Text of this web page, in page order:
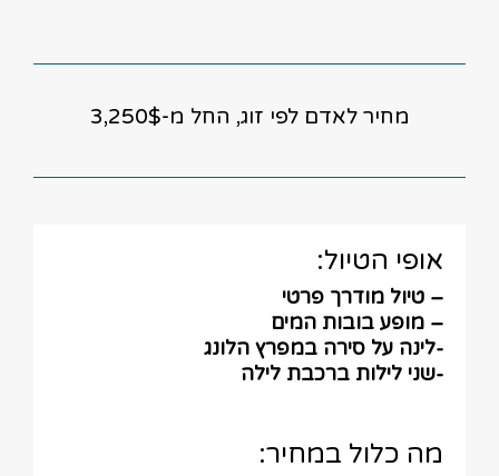
מחיר לאדם לפי זוג, החל מ-3,250$
אופי הטיול:
– טיול מודרך פרטי
– מופע בובות המים
-לינה על סירה במפרץ הלונג
-שני לילות ברכבת לילה
מה כלול במחיר: